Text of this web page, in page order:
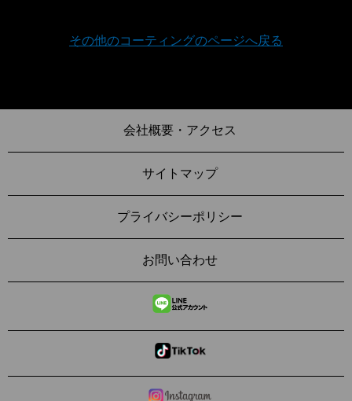
その他のコーティングのページへ戻る
会社概要・アクセス
サイトマップ
プライバシーポリシー
お問い合わせ